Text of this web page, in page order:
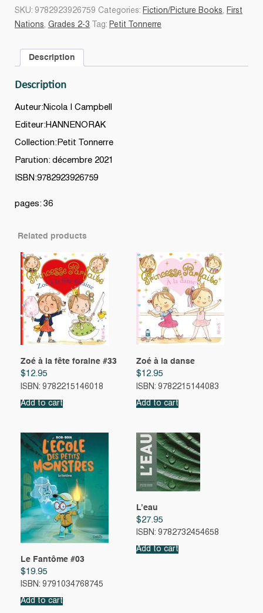
SKU: 9782923926759 Categories: Fiction/Picture Books, First
Nations, Grades 2-3 Tag: Petit Tonnerre
Description
Description
Auteur:Nicola I Campbell
Editeur:HANNENORAK
Collection:Petit Tonnerre
Parution: décembre 2021
ISBN:9782923926759
pages: 36
Related products
Zoé à la fête foraine #33
$12.95
ISBN: 9782215146018
Add to cart
Zoé à la danse
$12.95
ISBN: 9782215144083
Add to cart
Le Fantôme #03
$19.95
ISBN: 9791034768745
Add to cart
L’eau
$27.95
ISBN: 9782732454658
Add to cart